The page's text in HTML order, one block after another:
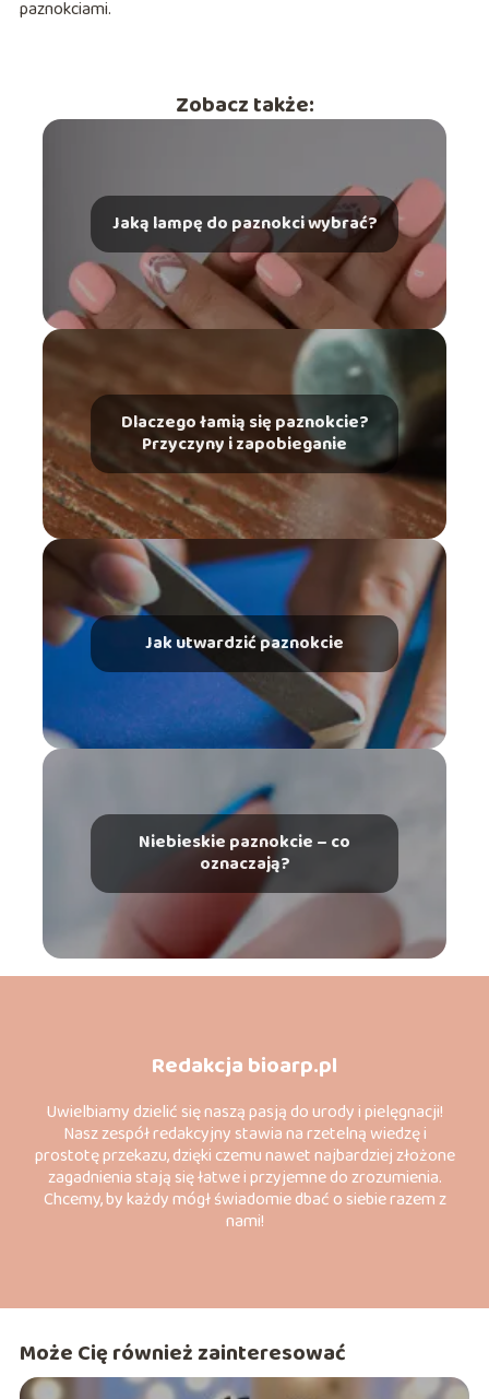
paznokciami.
Zobacz także:
Jaką lampę do paznokci wybrać?
Dlaczego łamią się paznokcie?
Przyczyny i zapobieganie
Jak utwardzić paznokcie
Niebieskie paznokcie – co
oznaczają?
Redakcja bioarp.pl
Uwielbiamy dzielić się naszą pasją do urody i pielęgnacji!
Nasz zespół redakcyjny stawia na rzetelną wiedzę i
prostotę przekazu, dzięki czemu nawet najbardziej złożone
zagadnienia stają się łatwe i przyjemne do zrozumienia.
Chcemy, by każdy mógł świadomie dbać o siebie razem z
nami!
Może Cię również zainteresować